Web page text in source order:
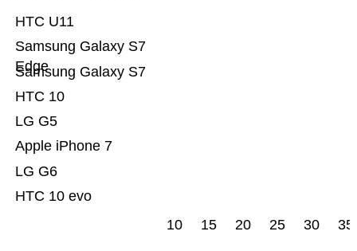
HTC 10 evo
LG G6
Apple iPhone 7
LG G5
HTC 10
Samsung Galaxy S7
Samsung Galaxy S7
Edge
HTC U11
10 15 20 25 30 35